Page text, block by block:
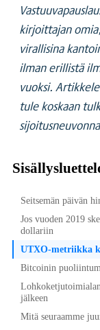
kirjoittajan
virallisina
ilman erillistä
vuoksi.
tule koskaan
Seitsemän päivän
Jos vuoden 2019
dollariin
UTXO-metriikka
Bitcoinin
jälkeen
Mitä seuraamme